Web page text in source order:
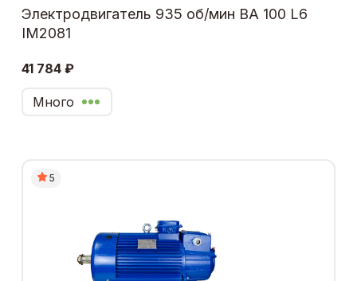
Электродвигатель 935 об/мин ВА 100 L6
IM2081
41 784 ₽
Много
5